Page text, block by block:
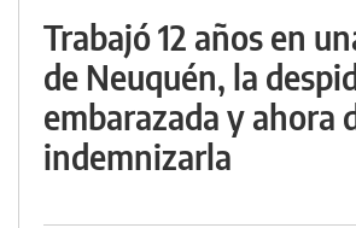
Trabajó 12 años en
de Neuquén, la
embarazada y ahora
indemnizarla